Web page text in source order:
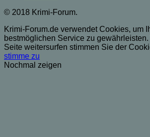
© 2018 Krimi-Forum.
Krimi-Forum.de verwendet Cookies, um
bestmöglichen Service zu
Seite weitersurfen stimmen Sie der
stimme zu
Nochmal zeigen